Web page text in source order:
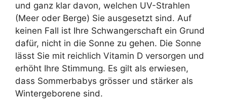
und ganz klar davon, welchen UV-Strahlen
(Meer oder Berge) Sie ausgesetzt sind. Auf
keinen Fall ist Ihre Schwangerschaft ein Grund
dafür, nicht in die Sonne zu gehen. Die Sonne
lässt Sie mit reichlich Vitamin D versorgen und
erhöht Ihre Stimmung. Es gilt als erwiesen,
dass Sommerbabys grösser und stärker als
Wintergeborene sind.